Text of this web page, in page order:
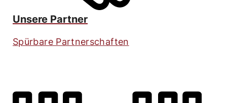
Unsere Partner
Spürbare Partnerschaften